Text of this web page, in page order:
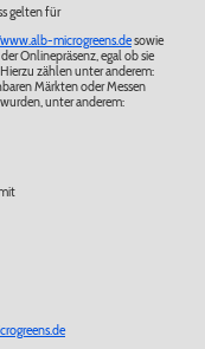
gelten für
microgreens.desowie
Onlinepräsenz, egal ob sie
zählen unter anderem:
Märkten oder Messen
unter anderem: